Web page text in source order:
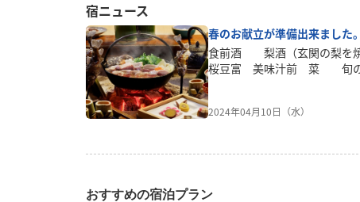
宿ニュース
春のお献立が準備出来ました。
食前酒 梨酒（玄関の梨を
桜豆富 美味汁前 菜 旬
裏 川魚の塩焼き郷土料理
2024年04月10日（水）
おすすめの宿泊プラン